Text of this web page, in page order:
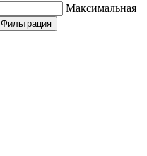
Максимальная
Фильтрация